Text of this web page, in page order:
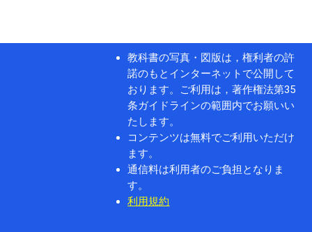
教科書の写真・図版は，権利者の許
諾のもとインターネットで公開して
おります。ご利用は，著作権法第35
条ガイドラインの範囲内でお願いい
たします。
コンテンツは無料でご利用いただけ
ます。
通信料は利用者のご負担となりま
す。
利用規約